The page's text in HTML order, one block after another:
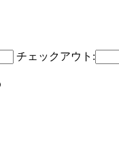
チェックアウト: